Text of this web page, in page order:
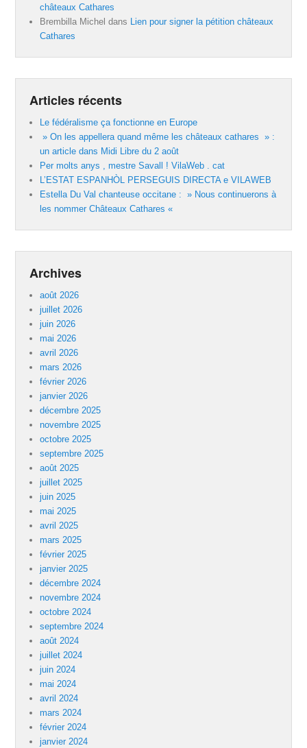
châteaux Cathares
Brembilla Michel dans Lien pour signer la pétition châteaux
Cathares
Articles récents
Le fédéralisme ça fonctionne en Europe
» On les appellera quand même les châteaux cathares » :
un article dans Midi Libre du 2 août
Per molts anys , mestre Savall ! VilaWeb . cat
L’ESTAT ESPANHÒL PERSEGUIS DIRECTA e VILAWEB
Estella Du Val chanteuse occitane : » Nous continuerons à
les nommer Châteaux Cathares «
Archives
août 2026
juillet 2026
juin 2026
mai 2026
avril 2026
mars 2026
février 2026
janvier 2026
décembre 2025
novembre 2025
octobre 2025
septembre 2025
août 2025
juillet 2025
juin 2025
mai 2025
avril 2025
mars 2025
février 2025
janvier 2025
décembre 2024
novembre 2024
octobre 2024
septembre 2024
août 2024
juillet 2024
juin 2024
mai 2024
avril 2024
mars 2024
février 2024
janvier 2024